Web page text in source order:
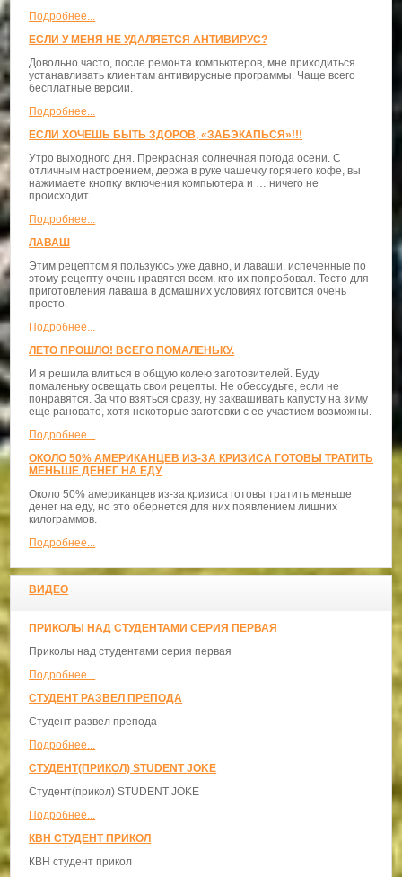
Подробнее...
ЕСЛИ У МЕНЯ НЕ УДАЛЯЕТСЯ АНТИВИРУС?
Довольно часто, после ремонта компьютеров, мне приходиться
устанавливать клиентам антивирусные программы. Чаще всего
бесплатные версии.
Подробнее...
ЕСЛИ ХОЧЕШЬ БЫТЬ ЗДОРОВ, «ЗАБЭКАПЬСЯ»!!!
Утро выходного дня. Прекрасная солнечная погода осени. С
отличным настроением, держа в руке чашечку горячего кофе, вы
нажимаете кнопку включения компьютера и … ничего не
происходит.
Подробнее...
ЛАВАШ
Этим рецептом я пользуюсь уже давно, и лаваши, испеченные по
этому рецепту очень нравятся всем, кто их попробовал. Тесто для
приготовления лаваша в домашних условиях готовится очень
просто.
Подробнее...
ЛЕТО ПРОШЛО! ВСЕГО ПОМАЛЕНЬКУ.
И я решила влиться в общую колею заготовителей. Буду
помаленьку освещать свои рецепты. Не обессудьте, если не
понравятся. За что взяться сразу, ну заквашивать капусту на зиму
еще рановато, хотя некоторые заготовки с ее участием возможны.
Подробнее...
ОКОЛО 50% АМЕРИКАНЦЕВ ИЗ-ЗА КРИЗИСА ГОТОВЫ ТРАТИТЬ
МЕНЬШЕ ДЕНЕГ НА ЕДУ
Около 50% американцев из-за кризиса готовы тратить меньше
денег на еду, но это обернется для них появлением лишних
килограммов.
Подробнее...
ВИДЕО
ПРИКОЛЫ НАД СТУДЕНТАМИ СЕРИЯ ПЕРВАЯ
Приколы над студентами серия первая
Подробнее...
СТУДЕНТ РАЗВЕЛ ПРЕПОДА
Студент развел препода
Подробнее...
СТУДЕНТ(ПРИКОЛ) STUDENT JOKE
Студент(прикол) STUDENT JOKE
Подробнее...
КВН СТУДЕНТ ПРИКОЛ
КВН студент прикол